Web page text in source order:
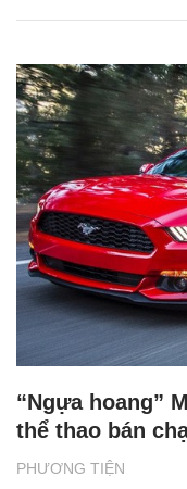
PHƯƠNG TIỆN
“Ngựa hoang”
thể thao bán